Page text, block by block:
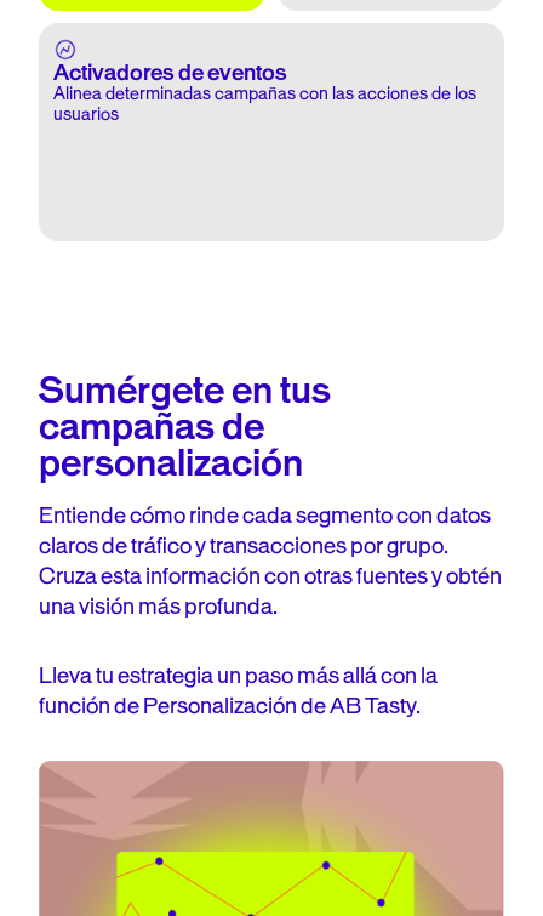
Activadores de eventos
Alinea determinadas campañas con las acciones de los
usuarios
Sumérgete en tus
campañas de
personalización
Entiende cómo rinde cada segmento con datos
claros de tráfico y transacciones por grupo.
Cruza esta información con otras fuentes y obtén
una visión más profunda.
Lleva tu estrategia un paso más allá con la
función de Personalización de AB Tasty.